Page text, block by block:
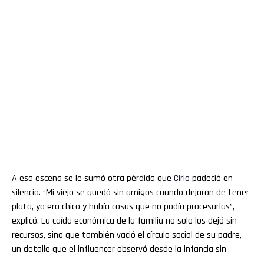
A esa escena se le sumó otra pérdida que Cirio padeció en
silencio. “Mi viejo se quedó sin amigos cuando dejaron de tener
plata, yo era chico y había cosas que no podía procesarlas”,
explicó. La caída económica de la familia no solo los dejó sin
recursos, sino que también vació el círculo social de su padre,
un detalle que el influencer observó desde la infancia sin